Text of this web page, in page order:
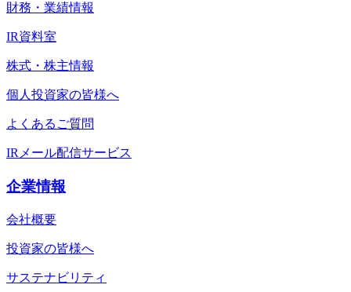
財務・業績情報
IR資料室
株式・株主情報
個人投資家の皆様へ
よくあるご質問
IRメール配信サービス
企業情報
会社概要
投資家の皆様へ
サステナビリティ